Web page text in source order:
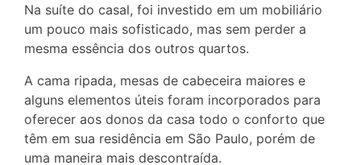
Na suíte do casal, foi investido em um mobiliário
um pouco mais sofisticado, mas sem perder a
mesma essência dos outros quartos.
A cama ripada, mesas de cabeceira maiores e
alguns elementos úteis foram incorporados para
oferecer aos donos da casa todo o conforto que
têm em sua residência em São Paulo, porém de
uma maneira mais descontraída.